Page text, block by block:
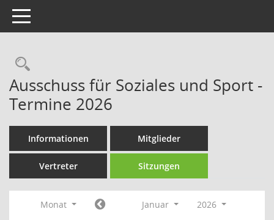
Toggle navigation
Rechercheauswahl
Ausschuss für Soziales und Sport -
Termine 2026
Informationen Mitglieder
Vertreter Sitzungen
Monat Januar
2026